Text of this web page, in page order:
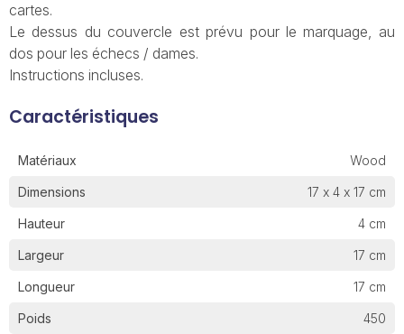
cartes.
Le dessus du couvercle est prévu pour le marquage, au
dos pour les échecs / dames.
Instructions incluses.
Caractéristiques
Matériaux Wood
Dimensions 17 x 4 x 17 cm
Hauteur 4 cm
Largeur 17 cm
Longueur 17 cm
Poids 450